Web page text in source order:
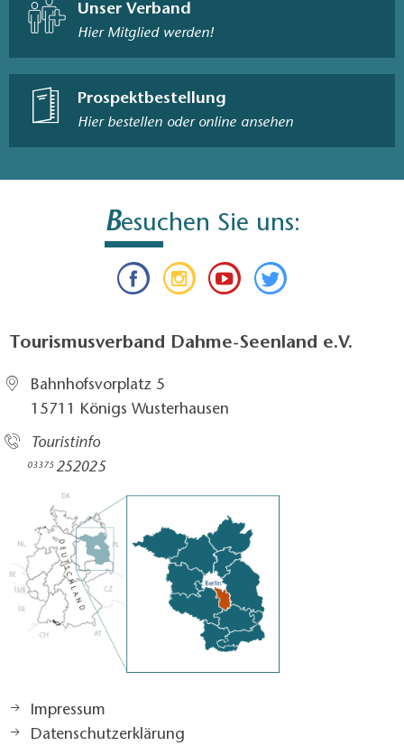
Unser Verband
Hier Mitglied werden!
Prospektbestellung
Hier bestellen oder online ansehen
Besuchen Sie uns:
Tourismusverband Dahme-Seenland e.V.
Bahnhofsvorplatz 5​
15711 Königs Wusterhausen
Touristinfo
03375 252025​
Impressum
Datenschutzerklärung